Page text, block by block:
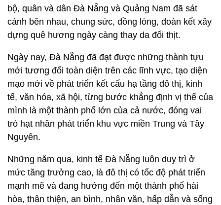
bộ, quân và dân Đà Nẵng và Quảng Nam đã sát
cánh bên nhau, chung sức, đồng lòng, đoàn kết xây
dựng quê hương ngày càng thay da đổi thịt.
Ngày nay, Đà Nẵng đã đạt được những thành tựu
mới tương đối toàn diện trên các lĩnh vực, tạo diện
mạo mới về phát triển kết cấu hạ tầng đô thị, kinh
tế, văn hóa, xã hội, từng bước khẳng định vị thế của
mình là một thành phố lớn của cả nước, đóng vai
trò hạt nhân phát triển khu vực miền Trung và Tây
Nguyên.
Những năm qua, kinh tế Đà Nẵng luôn duy trì ở
mức tăng trưởng cao, là đô thị có tốc độ phát triển
mạnh mẽ và đang hướng đến một thành phố hài
hòa, thân thiện, an bình, nhân văn, hấp dẫn và sống